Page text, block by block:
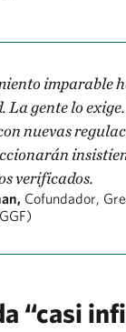
imparable
La gente lo
nuevas
verificados.
Cofundador,
“casi